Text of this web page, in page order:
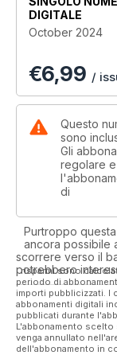
DIGITALE
October 2024
€6,99 /
Questo
sono
Gli
regolare e
di
Purtroppo
ancora possibile
scorrere verso il
potrebbero
I risparmi sono
periodo di
importi pubblicizzati.
abbonamenti digitali
pubblicati durante
L'abbonamento scelto
venga annullato
dell'abbonamento in